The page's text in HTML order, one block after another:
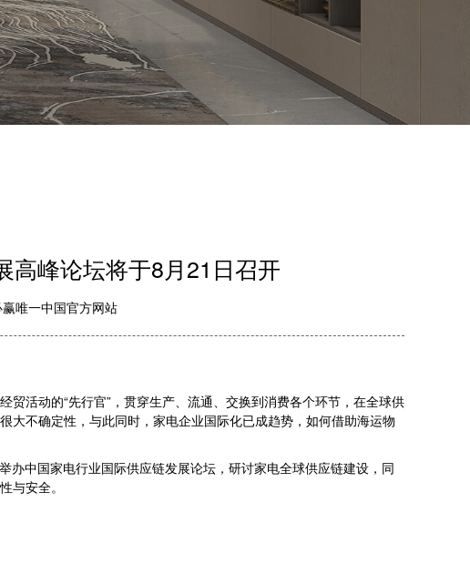
高峰论坛将于8月21日召开
唯一中国官方网站
活动的“先行官”，贯穿生产、流通、交换到消费各个环节，在全球供
大不确定性，与此同时，家电企业国际化已成趋势，如何借助海运物
中国家电行业国际供应链发展论坛，研讨家电全球供应链建设，同
与安全。